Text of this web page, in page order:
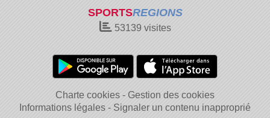
SPORTSREGIONS
53139 visites
Charte cookies
Gestion des cookies
Informations légales
Signaler un contenu inapproprié